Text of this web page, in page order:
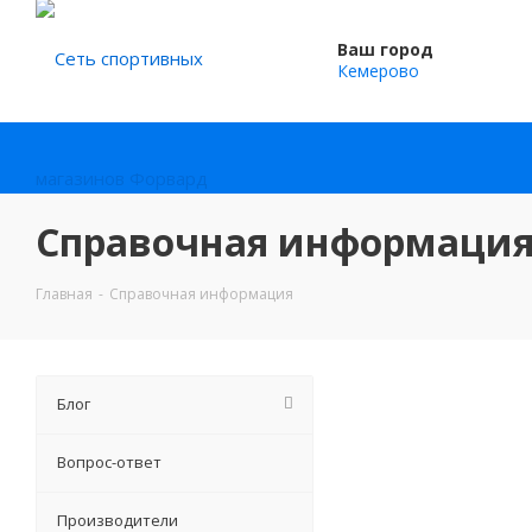
Ваш город
Кемерово
Справочная
Главная - Справочная информация
Блог
Вопрос-ответ
Производители